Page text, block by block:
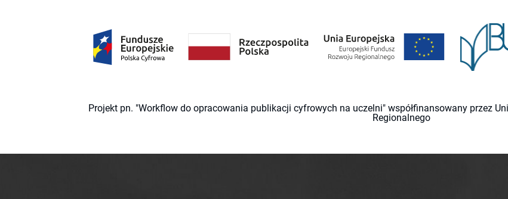
Projekt pn. "Workflow do opracowania publikacji cyfrowych na uczelni" współfinansowany przez
Regionalnego